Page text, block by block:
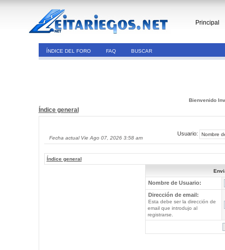
Principal
ÍNDICE DEL FORO FAQ BUSCAR
Bienvenido
Índice general
Fecha actual Vie Ago 07, 2026 3:58 am
Usuario:
Índice general
Nombre de Usuario:
Dirección de email:
Esta debe ser la dirección de
email que introdujo al
registrarse.